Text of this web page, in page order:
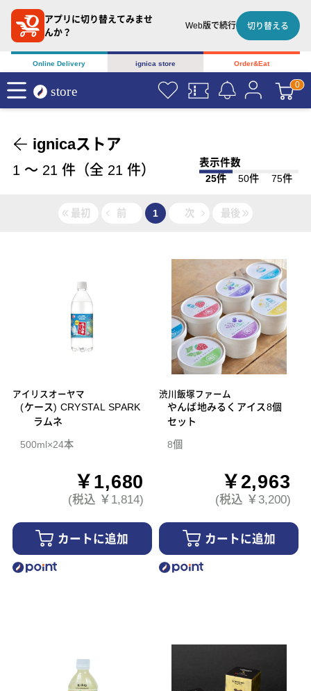
アプリに切り替えてみませ
んか？
Web版で続行 切り替える
Online Delivery ignica store Order&Eat
ignicaストア
1 〜 21 件（全 21 件）
表示件数
25件
50件 75件
最初 前 1 次 最後
アイリスオーヤマ
(ケース) CRYSTAL SPARK
ラムネ
500ml×24本
￥1,680
(税込 ￥1,814)
カートに追加
渋川飯塚ファーム
やんば地みるくアイス8個
セット
8個
￥2,963
(税込 ￥3,200)
カートに追加